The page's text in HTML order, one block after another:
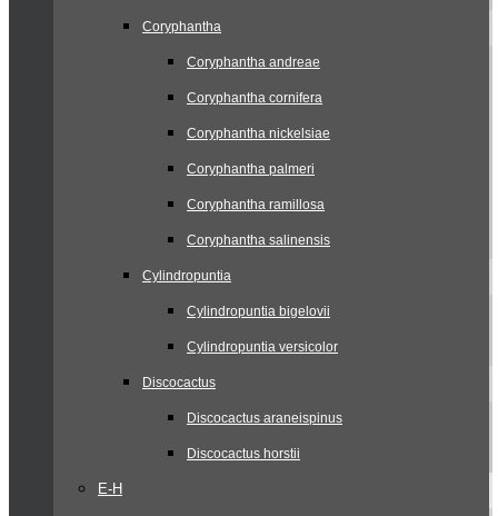
Coryphantha
Coryphantha andreae
Coryphantha cornifera
Coryphantha nickelsiae
Coryphantha palmeri
Coryphantha ramillosa
Coryphantha salinensis
Cylindropuntia
Cylindropuntia bigelovii
Cylindropuntia versicolor
Discocactus
Discocactus araneispinus
Discocactus horstii
E-H